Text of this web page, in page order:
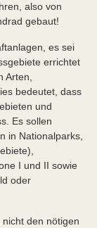
also von
gebaut!
es sei
errichtet
Arten,
bedeutet, dass
und
Es sollen
in Nationalparks,
I und II sowie
oder
den nötigen